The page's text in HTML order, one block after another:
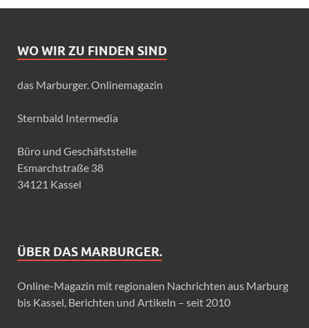
WO WIR ZU FINDEN SIND
das Marburger. Onlinemagazin
Sternbald Intermedia
Büro und Geschäfststelle
Esmarchstraße 38
34121 Kassel
ÜBER DAS MARBURGER.
Online-Magazin mit regionalen Nachrichten aus Marburg
bis Kassel, Berichten und Artikeln – seit 2010